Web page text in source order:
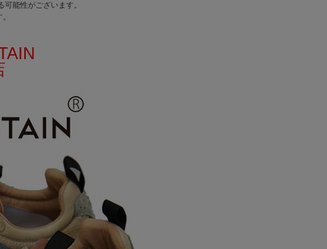
能性がございます。